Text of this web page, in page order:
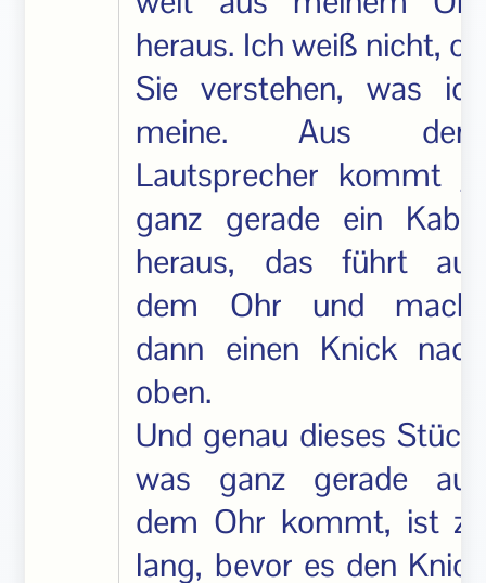
heraus. Ich weiß nicht, ob
Sie verstehen, was ich
meine. Aus dem
Lautsprecher kommt ja
ganz gerade ein Kabel
heraus, das führt aus
dem Ohr und macht
dann einen Knick nach
oben.
Und genau dieses Stück,
was ganz gerade aus
dem Ohr kommt, ist zu
lang, bevor es den Knick